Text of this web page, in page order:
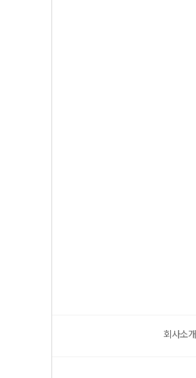
회사소개